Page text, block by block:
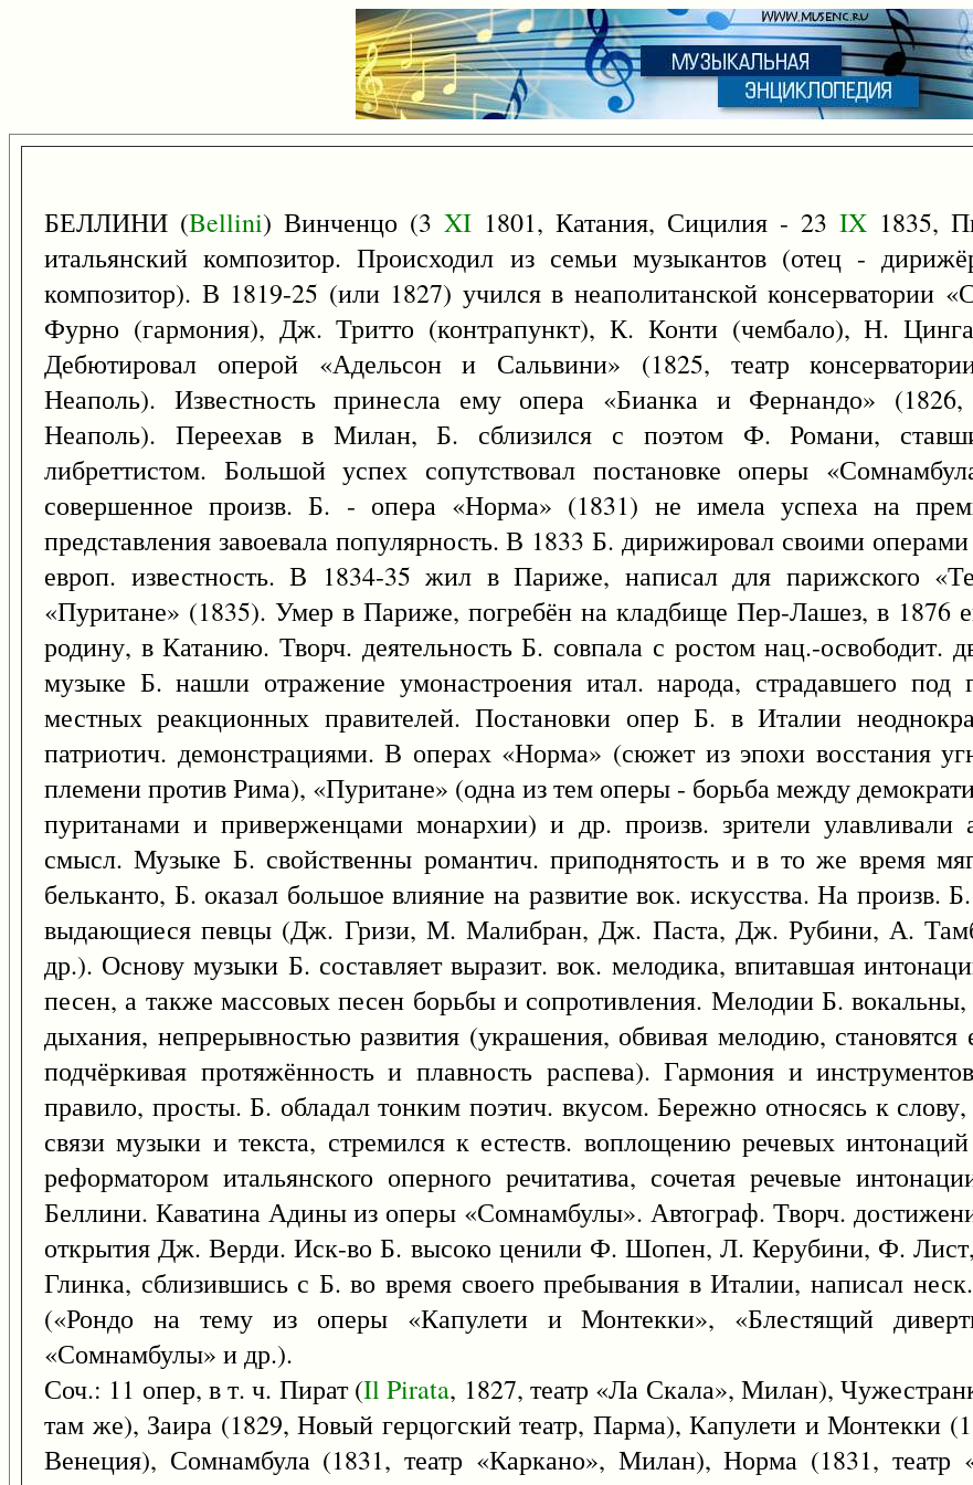
БЕЛЛИНИ (Bellini) Винченцо (3 XI 1801, Катания, Сицилия - 23 IX 1835,
итальянский композитор. Происходил из семьи музыкантов (отец -
композитор). В 1819-25 (или 1827) учился в неаполитанской консерватории
Фурно (гармония), Дж. Тритто (контрапункт), К. Конти (чембало), Н.
Дебютировал оперой «Адельсон и Сальвини» (1825, театр
Неаполь). Известность принесла ему опера «Бианка и Фернандо» (1826,
Неаполь). Переехав в Милан, Б. сблизился с поэтом Ф. Романи,
либреттистом. Большой успех сопутствовал постановке оперы
совершенное произв. Б. - опера «Норма» (1831) не имела успеха на
представления завоевала популярность. В 1833 Б. дирижировал своими
европ. известность. В 1834-35 жил в Париже, написал для парижского
«Пуритане» (1835). Умер в Париже, погребён на кладбище Пер-Лашез, в 1876
родину, в Катанию. Творч. деятельность Б. совпала с ростом нац.-освободит.
музыке Б. нашли отражение умонастроения итал. народа, страдавшего под
местных реакционных правителей. Постановки опер Б. в Италии
патриотич. демонстрациями. В операх «Норма» (сюжет из эпохи восстания
племени против Рима), «Пуритане» (одна из тем оперы - борьба между
пуританами и приверженцами монархии) и др. произв. зрители улавливали
смысл. Музыке Б. свойственны романтич. приподнятость и в то же время
бельканто, Б. оказал большое влияние на развитие вок. искусства. На произв.
выдающиеся певцы (Дж. Гризи, М. Малибран, Дж. Паста, Дж. Рубини, А.
др.). Основу музыки Б. составляет выразит. вок. мелодика, впитавшая
песен, а также массовых песен борьбы и сопротивления. Мелодии Б.
дыхания, непрерывностью развития (украшения, обвивая мелодию, становятся
подчёркивая протяжённость и плавность распева). Гармония и
правило, просты. Б. обладал тонким поэтич. вкусом. Бережно относясь к
связи музыки и текста, стремился к естеств. воплощению речевых
реформатором итальянского оперного речитатива, сочетая речевые
Беллини. Каватина Адины из оперы «Сомнамбулы». Автограф. Творч.
открытия Дж. Верди. Иск-во Б. высоко ценили Ф. Шопен, Л. Керубини, Ф.
Глинка, сблизившись с Б. во время своего пребывания в Италии, написал
(«Рондо на тему из оперы «Капулети и Монтекки», «Блестящий
«Сомнамбулы» и др.).
Соч.: 11 опер, в т. ч. Пират (Il Pirata, 1827, театр «Ла Скала», Милан),
там же), Заира (1829, Новый герцогский театр, Парма), Капулети и Монтекки
Венеция), Сомнамбула (1831, театр «Каркано», Милан), Норма (1831,